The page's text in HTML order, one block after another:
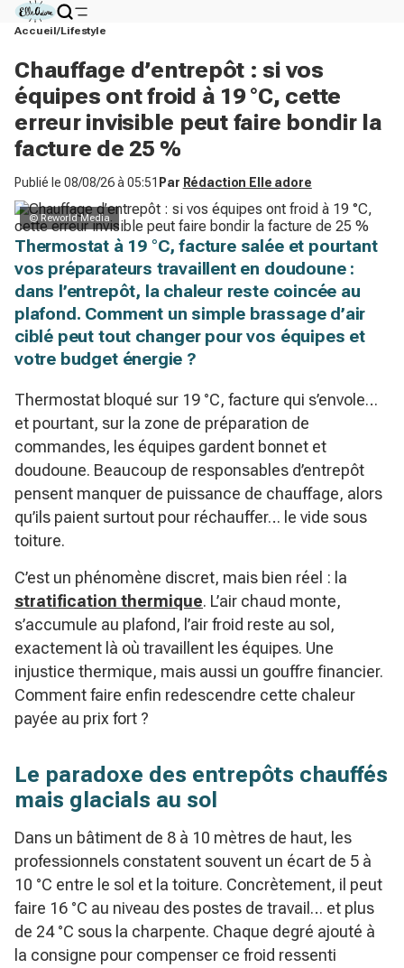
Accueil Lifestyle
Chauffage d’entrepôt : si vos
équipes ont froid à 19 °C, cette
erreur invisible peut faire bondir la
facture de 25 %
Publié le 08/08/26 à 05:51 Par Rédaction Elle adore
© Reworld Media
Thermostat à 19 °C, facture salée et pourtant
vos préparateurs travaillent en doudoune :
dans l’entrepôt, la chaleur reste coincée au
plafond. Comment un simple brassage d’air
ciblé peut tout changer pour vos équipes et
votre budget énergie ?
Thermostat bloqué sur 19 °C, facture qui s’envole…
et pourtant, sur la zone de préparation de
commandes, les équipes gardent bonnet et
doudoune. Beaucoup de responsables d’entrepôt
pensent manquer de puissance de chauffage, alors
qu’ils paient surtout pour réchauffer… le vide sous
toiture.
C’est un phénomène discret, mais bien réel : la
stratification thermique. L’air chaud monte,
s’accumule au plafond, l’air froid reste au sol,
exactement là où travaillent les équipes. Une
injustice thermique, mais aussi un gouffre financier.
Comment faire enfin redescendre cette chaleur
payée au prix fort ?
Le paradoxe des entrepôts chauffés
mais glacials au sol
Dans un bâtiment de 8 à 10 mètres de haut, les
professionnels constatent souvent un écart de 5 à
10 °C entre le sol et la toiture. Concrètement, il peut
faire 16 °C au niveau des postes de travail… et plus
de 24 °C sous la charpente. Chaque degré ajouté à
la consigne pour compenser ce froid ressenti